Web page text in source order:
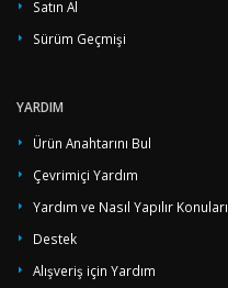
Satın Al
Sürüm Geçmişi
YARDIM
Ürün Anahtarını Bul
Çevrimiçi Yardım
Yardım ve Nasıl Yapılır Konuları
Destek
Alışveriş için Yardım